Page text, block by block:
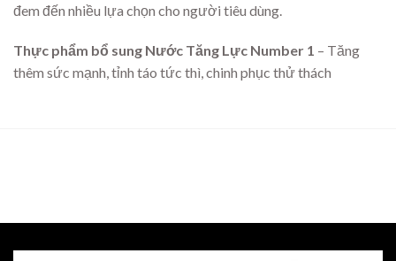
đem đến nhiều lựa chọn cho người tiêu dùng.
Thực phẩm bổ sung Nước Tăng Lực Number 1 – Tăng
thêm sức mạnh, tỉnh táo tức thì, chinh phục thử thách